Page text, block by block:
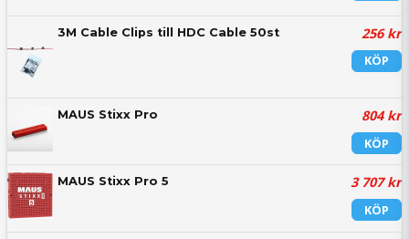
3M Cable Clips till HDC Cable 50st 256 kr
KÖP
MAUS Stixx Pro 804 kr
KÖP
MAUS Stixx Pro 5 3 707 kr
KÖP